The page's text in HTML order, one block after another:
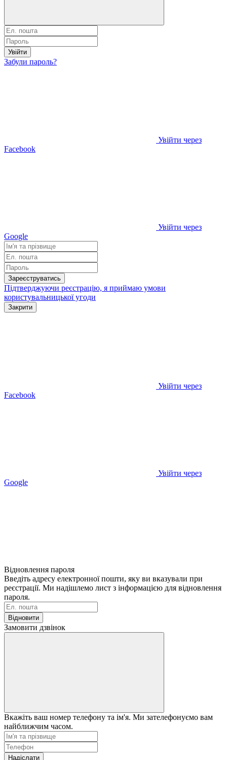
Увійти
Забули пароль?
Увійти через
Facebook
Увійти через
Google
Зареєструватись
Підтверджуючи реєстрацію, я приймаю умови
користувальницької угоди
Закрити
Увійти через
Facebook
Увійти через
Google
Відновлення пароля
Введіть адресу електронної пошти, яку ви вказували при
реєстрації. Ми надішлемо лист з інформацією для відновлення
пароля.
Відновити
Замовити дзвінок
Вкажіть ваш номер телефону та ім'я. Ми зателефонуємо вам
найближчим часом.
Надіслати